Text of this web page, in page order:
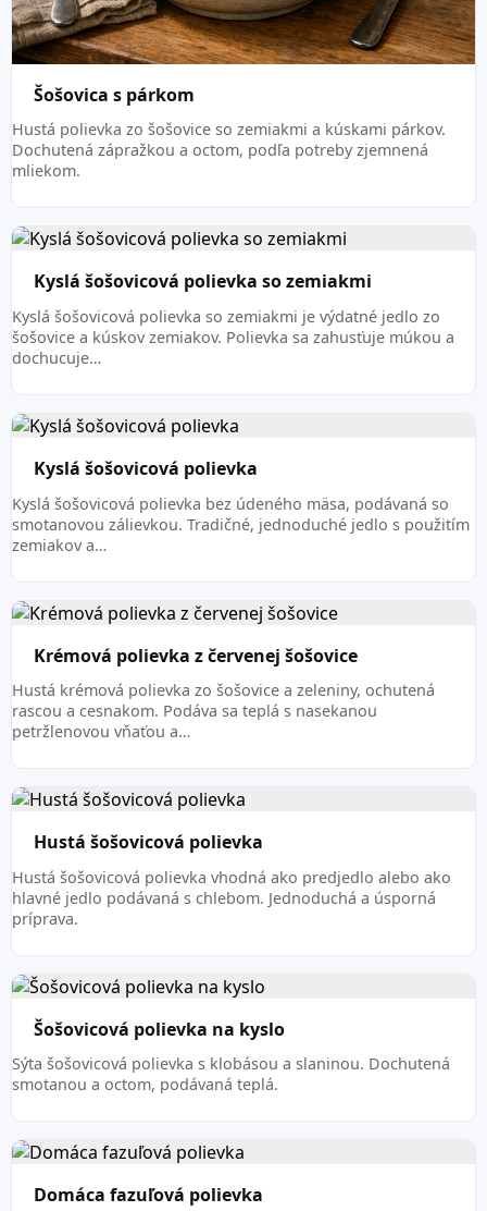
Šošovica s párkom
Hustá polievka zo šošovice so zemiakmi a kúskami párkov.
Dochutená zápražkou a octom, podľa potreby zjemnená
mliekom.
Kyslá šošovicová polievka so zemiakmi
Kyslá šošovicová polievka so zemiakmi je výdatné jedlo zo
šošovice a kúskov zemiakov. Polievka sa zahusťuje múkou a
dochucuje…
Kyslá šošovicová polievka
Kyslá šošovicová polievka bez údeného mäsa, podávaná so
smotanovou zálievkou. Tradičné, jednoduché jedlo s použitím
zemiakov a…
Krémová polievka z červenej šošovice
Hustá krémová polievka zo šošovice a zeleniny, ochutená
rascou a cesnakom. Podáva sa teplá s nasekanou
petržlenovou vňaťou a…
Hustá šošovicová polievka
Hustá šošovicová polievka vhodná ako predjedlo alebo ako
hlavné jedlo podávaná s chlebom. Jednoduchá a úsporná
príprava.
Šošovicová polievka na kyslo
Sýta šošovicová polievka s klobásou a slaninou. Dochutená
smotanou a octom, podávaná teplá.
Domáca fazuľová polievka